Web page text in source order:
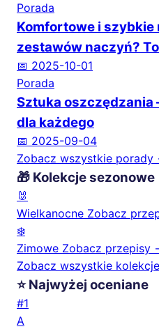
Porada
Komfortowe i szybkie
zestawów naczyń?
📅 2025-10-01
Porada
Sztuka oszczędzania
dla każdego
📅 2025-09-04
Zobacz wszystkie porady
🎁 Kolekcje sezonowe
🐰
Wielkanocne Zobacz
❄️
Zimowe Zobacz przepisy
Zobacz wszystkie
⭐ Najwyżej oceniane
#1
A